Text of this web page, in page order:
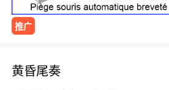
推广
黄昏尾奏